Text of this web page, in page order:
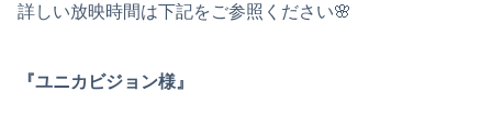
詳しい放映時間は下記をご参照ください🌸
『ユニカビジョン様』